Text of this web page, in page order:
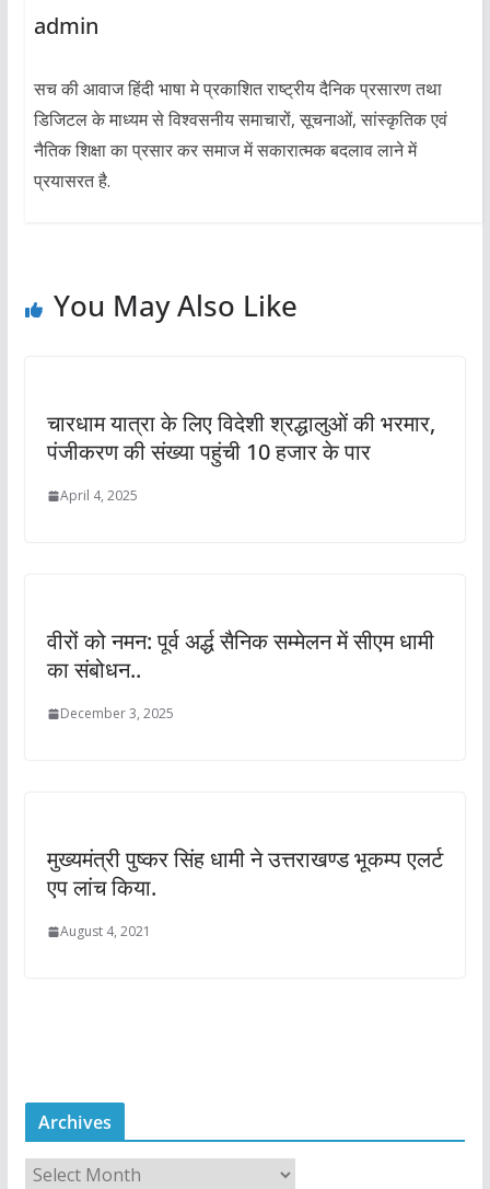
admin
सच की आवाज हिंदी भाषा मे प्रकाशित राष्ट्रीय दैनिक प्रसारण तथा
डिजिटल के माध्यम से विश्वसनीय समाचारों, सूचनाओं, सांस्कृतिक एवं
नैतिक शिक्षा का प्रसार कर समाज में सकारात्मक बदलाव लाने में
प्रयासरत है.
You May Also Like
चारधाम यात्रा के लिए विदेशी श्रद्धालुओं की भरमार,
पंजीकरण की संख्या पहुंची 10 हजार के पार
April 4, 2025
वीरों को नमन: पूर्व अर्द्ध सैनिक सम्मेलन में सीएम धामी
का संबोधन..
December 3, 2025
मुख्यमंत्री पुष्कर सिंह धामी ने उत्तराखण्ड भूकम्प एलर्ट
एप लांच किया.
August 4, 2021
Archives